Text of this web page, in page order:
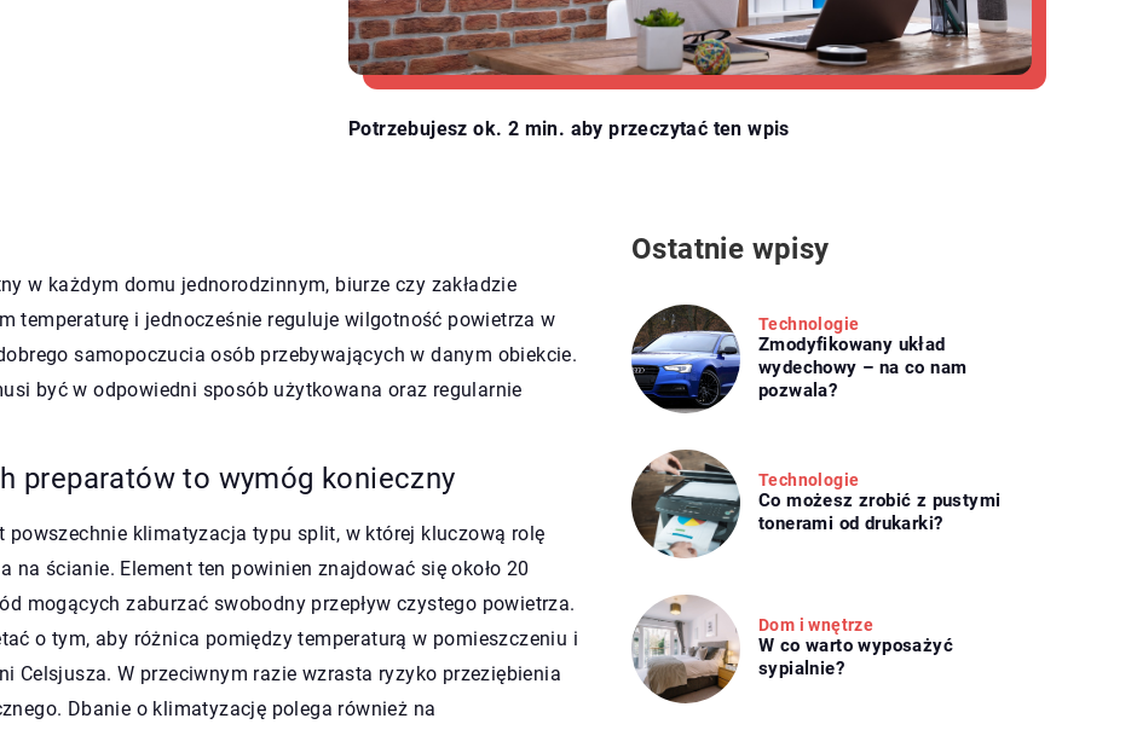
Potrzebujesz ok. 2 min. aby przeczytać ten wpis
w każdym domu jednorodzinnym, biurze czy zakładzie
temperaturę i jednocześnie reguluje wilgotność powietrza w
samopoczucia osób przebywających w danym obiekcie.
być w odpowiedni sposób użytkowana oraz regularnie
preparatów to wymóg konieczny
klimatyzacja typu split, w której kluczową rolę
ścianie. Element ten powinien znajdować się około 20
mogących zaburzać swobodny przepływ czystego powietrza.
o tym, aby różnica pomiędzy temperaturą w pomieszczeniu i
Celsjusza. W przeciwnym razie wzrasta ryzyko przeziębienia
Dbanie o klimatyzację polega również na
Ostatnie wpisy
Technologie
Zmodyfikowany układ
wydechowy – na co nam
pozwala?
Technologie
Co możesz zrobić z pustymi
tonerami od drukarki?
Dom i wnętrze
W co warto wyposażyć
sypialnie?